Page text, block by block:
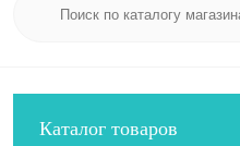
Каталог товаров